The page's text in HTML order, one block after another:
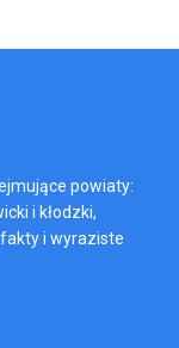
powiaty:
i kłodzki,
i wyraziste